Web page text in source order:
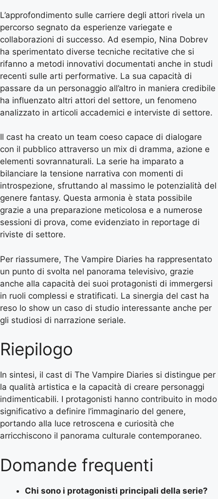
L’approfondimento sulle carriere degli attori rivela un
percorso segnato da esperienze variegate e
collaborazioni di successo. Ad esempio, Nina Dobrev
ha sperimentato diverse tecniche recitative che si
rifanno a metodi innovativi documentati anche in studi
recenti sulle arti performative. La sua capacità di
passare da un personaggio all’altro in maniera credibile
ha influenzato altri attori del settore, un fenomeno
analizzato in articoli accademici e interviste di settore.
Il cast ha creato un team coeso capace di dialogare
con il pubblico attraverso un mix di dramma, azione e
elementi sovrannaturali. La serie ha imparato a
bilanciare la tensione narrativa con momenti di
introspezione, sfruttando al massimo le potenzialità del
genere fantasy. Questa armonia è stata possibile
grazie a una preparazione meticolosa e a numerose
sessioni di prova, come evidenziato in reportage di
riviste di settore.
Per riassumere, The Vampire Diaries ha rappresentato
un punto di svolta nel panorama televisivo, grazie
anche alla capacità dei suoi protagonisti di immergersi
in ruoli complessi e stratificati. La sinergia del cast ha
reso lo show un caso di studio interessante anche per
gli studiosi di narrazione seriale.
Riepilogo
In sintesi, il cast di The Vampire Diaries si distingue per
la qualità artistica e la capacità di creare personaggi
indimenticabili. I protagonisti hanno contribuito in modo
significativo a definire l’immaginario del genere,
portando alla luce retroscena e curiosità che
arricchiscono il panorama culturale contemporaneo.
Domande frequenti
Chi sono i protagonisti principali della serie?